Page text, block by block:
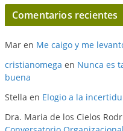
Comentarios recientes
Mar en Me caigo y me
cristianomega en Nunca es
buena
Stella en Elogio a la
Dra. Maria de los Cielos